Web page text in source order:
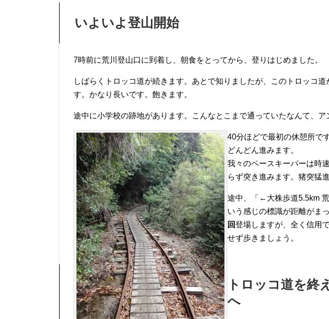
いよいよ登山開始
7時前に荒川登山口に到着し、朝食をとってから、登りはじめました。
しばらくトロッコ道が続きます。あとで知りましたが、このトロッコ
す。かなり長いです。飽きます。
途中に小学校の跡地があります。こんなとこまで通っていたなんて、ア
40分ほどで最初の休憩所で
どんどん進みます。
我々のペースキーパーは時
らず突き進みます。猪突猛進
途中、「←大株歩道5.5km
いう感じの標識が距離がま
回登場しますが、全く信用
せず歩きましょう。
トロッコ道を終
へ